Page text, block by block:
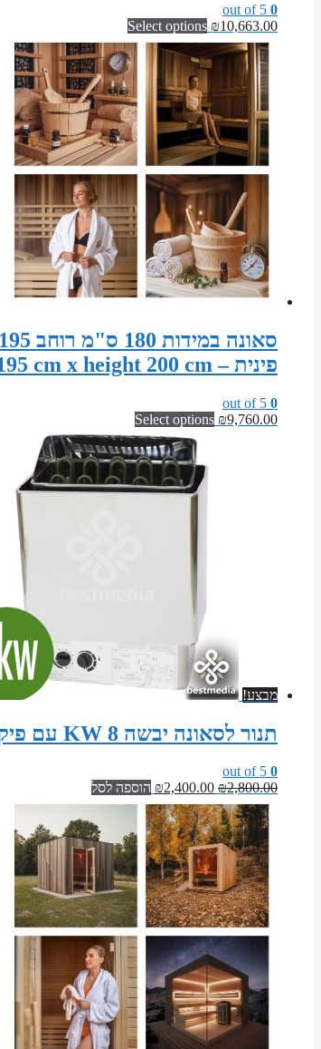
0
₪10,663.00
Select options
פינית – Sauna width 180 cm x depth 195 cm x height 200 cm
0
₪9,760.00
Select options
מבצע!
תנור לסאונה יבשה 8 KW עם פיקוד עצמי (גוף נירוסטה)
0
₪2,800.00
המחיר
המקורי
היה:
₪2,800.00.
₪2,400.00
המחיר
הנוכחי
הוא:
₪2,400.00.
הוספה לסל